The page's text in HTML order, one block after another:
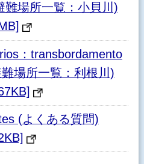
難場所一覧：小貝川)
：transbordamento
場所一覧：利根川)
(よくある質問)